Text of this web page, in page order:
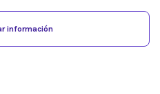
información